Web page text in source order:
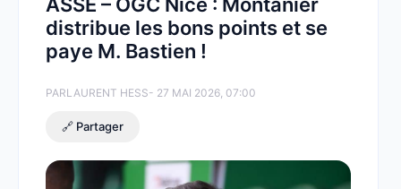
distribue les bons points et se
paye M. Bastien !
PARLAURENT HESS- 27 MAI 2026, 07:00
🔗 Partager